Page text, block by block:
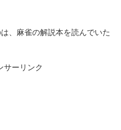
、麻雀の解説本を読んでいた
サーリンク